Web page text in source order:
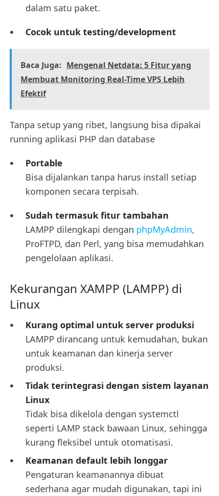
dalam satu paket.
Cocok untuk testing/development
Baca Juga: Mengenal Netdata: 5 Fitur yang
Membuat Monitoring Real-Time VPS Lebih
Efektif
Tanpa setup yang ribet, langsung bisa dipakai
running aplikasi PHP dan database
Portable
Bisa dijalankan tanpa harus install setiap
komponen secara terpisah.
Sudah termasuk fitur tambahan
LAMPP dilengkapi dengan phpMyAdmin,
ProFTPD, dan Perl, yang bisa memudahkan
pengelolaan aplikasi.
Kekurangan XAMPP (LAMPP) di
Linux
Kurang optimal untuk server produksi
LAMPP dirancang untuk kemudahan, bukan
untuk keamanan dan kinerja server
produksi.
Tidak terintegrasi dengan sistem layanan
Linux
Tidak bisa dikelola dengan systemctl
seperti LAMP stack bawaan Linux, sehingga
kurang fleksibel untuk otomatisasi.
Keamanan default lebih longgar
Pengaturan keamanannya dibuat
sederhana agar mudah digunakan, tapi ini